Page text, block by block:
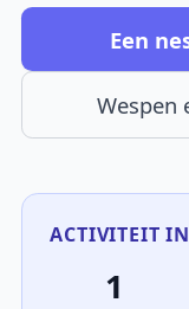
Een
Wespen
ACTIVITEIT
1